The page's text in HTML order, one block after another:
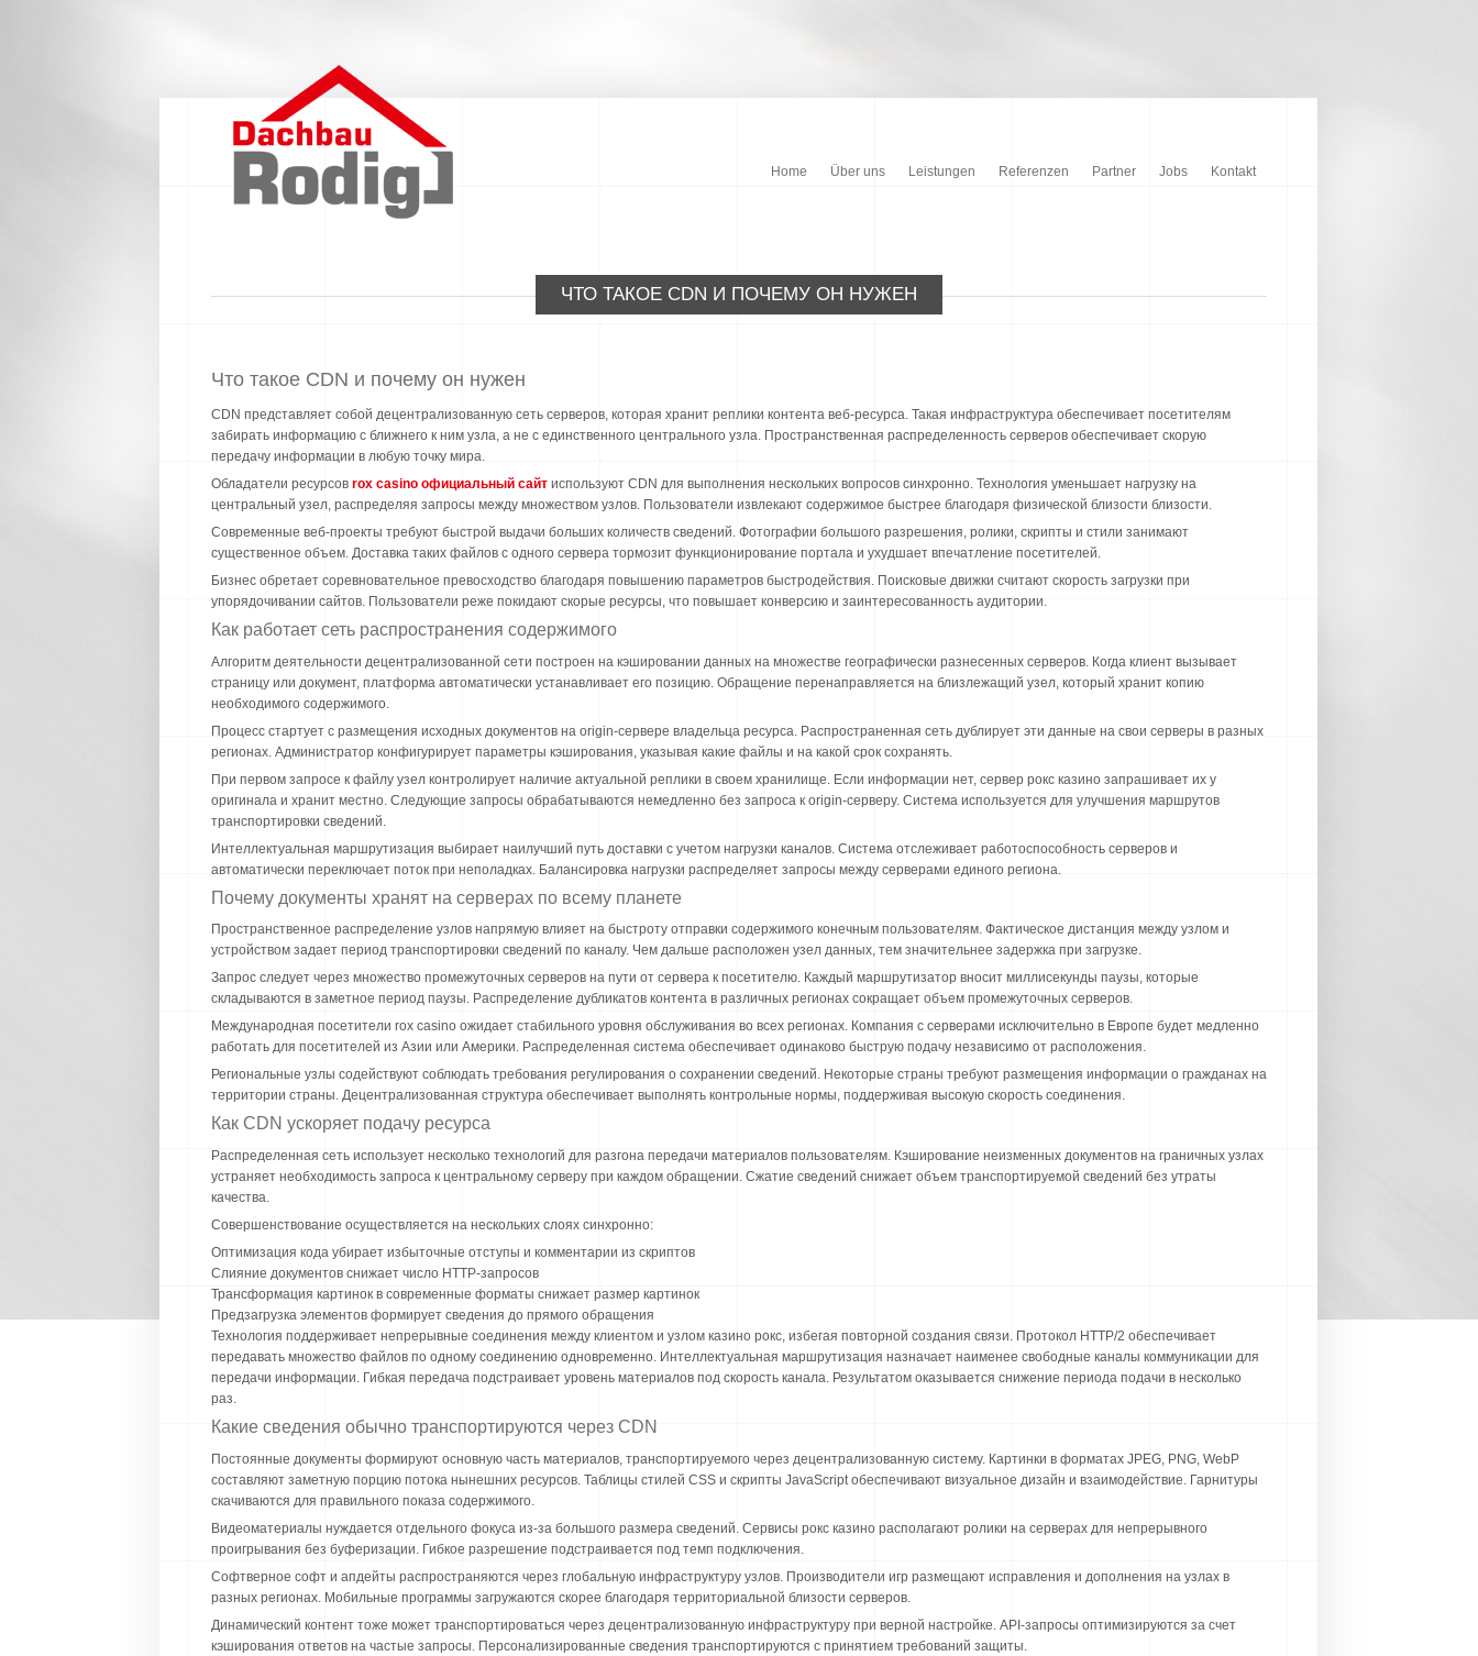
Home Über uns Leistungen Referenzen Partner Jobs Kontakt
ЧТО ТАКОЕ CDN И ПОЧЕМУ ОН НУЖЕН
Что такое CDN и почему он нужен
CDN представляет собой децентрализованную сеть серверов, которая хранит реплики контента веб-ресурса. Такая инфраструктура обеспечивает посетителям
забирать информацию с ближнего к ним узла, а не с единственного центрального узла. Пространственная распределенность серверов обеспечивает скорую
передачу информации в любую точку мира.
Обладатели ресурсов rox casino официальный сайт используют CDN для выполнения нескольких вопросов синхронно. Технология уменьшает нагрузку на
центральный узел, распределяя запросы между множеством узлов. Пользователи извлекают содержимое быстрее благодаря физической близости близости.
Современные веб-проекты требуют быстрой выдачи больших количеств сведений. Фотографии большого разрешения, ролики, скрипты и стили занимают
существенное объем. Доставка таких файлов с одного сервера тормозит функционирование портала и ухудшает впечатление посетителей.
Бизнес обретает соревновательное превосходство благодаря повышению параметров быстродействия. Поисковые движки считают скорость загрузки при
упорядочивании сайтов. Пользователи реже покидают скорые ресурсы, что повышает конверсию и заинтересованность аудитории.
Как работает сеть распространения содержимого
Алгоритм деятельности децентрализованной сети построен на кэшировании данных на множестве географически разнесенных серверов. Когда клиент вызывает
страницу или документ, платформа автоматически устанавливает его позицию. Обращение перенаправляется на близлежащий узел, который хранит копию
необходимого содержимого.
Процесс стартует с размещения исходных документов на origin-сервере владельца ресурса. Распространенная сеть дублирует эти данные на свои серверы в разных
регионах. Администратор конфигурирует параметры кэширования, указывая какие файлы и на какой срок сохранять.
При первом запросе к файлу узел контролирует наличие актуальной реплики в своем хранилище. Если информации нет, сервер рокс казино запрашивает их у
оригинала и хранит местно. Следующие запросы обрабатываются немедленно без запроса к origin-серверу. Система используется для улучшения маршрутов
транспортировки сведений.
Интеллектуальная маршрутизация выбирает наилучший путь доставки с учетом нагрузки каналов. Система отслеживает работоспособность серверов и
автоматически переключает поток при неполадках. Балансировка нагрузки распределяет запросы между серверами единого региона.
Почему документы хранят на серверах по всему планете
Пространственное распределение узлов напрямую влияет на быстроту отправки содержимого конечным пользователям. Фактическое дистанция между узлом и
устройством задает период транспортировки сведений по каналу. Чем дальше расположен узел данных, тем значительнее задержка при загрузке.
Запрос следует через множество промежуточных серверов на пути от сервера к посетителю. Каждый маршрутизатор вносит миллисекунды паузы, которые
складываются в заметное период паузы. Распределение дубликатов контента в различных регионах сокращает объем промежуточных серверов.
Международная посетители rox casino ожидает стабильного уровня обслуживания во всех регионах. Компания с серверами исключительно в Европе будет медленно
работать для посетителей из Азии или Америки. Распределенная система обеспечивает одинаково быструю подачу независимо от расположения.
Региональные узлы содействуют соблюдать требования регулирования о сохранении сведений. Некоторые страны требуют размещения информации о гражданах на
территории страны. Децентрализованная структура обеспечивает выполнять контрольные нормы, поддерживая высокую скорость соединения.
Как CDN ускоряет подачу ресурса
Распределенная сеть использует несколько технологий для разгона передачи материалов пользователям. Кэширование неизменных документов на граничных узлах
устраняет необходимость запроса к центральному серверу при каждом обращении. Сжатие сведений снижает объем транспортируемой сведений без утраты
качества.
Совершенствование осуществляется на нескольких слоях синхронно:
Оптимизация кода убирает избыточные отступы и комментарии из скриптов
Слияние документов снижает число HTTP-запросов
Трансформация картинок в современные форматы снижает размер картинок
Предзагрузка элементов формирует сведения до прямого обращения
Технология поддерживает непрерывные соединения между клиентом и узлом казино рокс, избегая повторной создания связи. Протокол HTTP/2 обеспечивает
передавать множество файлов по одному соединению одновременно. Интеллектуальная маршрутизация назначает наименее свободные каналы коммуникации для
передачи информации. Гибкая передача подстраивает уровень материалов под скорость канала. Результатом оказывается снижение периода подачи в несколько
раз.
Какие сведения обычно транспортируются через CDN
Постоянные документы формируют основную часть материалов, транспортируемого через децентрализованную систему. Картинки в форматах JPEG, PNG, WebP
составляют заметную порцию потока нынешних ресурсов. Таблицы стилей CSS и скрипты JavaScript обеспечивают визуальное дизайн и взаимодействие. Гарнитуры
скачиваются для правильного показа содержимого.
Видеоматериалы нуждается отдельного фокуса из-за большого размера сведений. Сервисы рокс казино располагают ролики на серверах для непрерывного
проигрывания без буферизации. Гибкое разрешение подстраивается под темп подключения.
Софтверное софт и апдейты распространяются через глобальную инфраструктуру узлов. Производители игр размещают исправления и дополнения на узлах в
разных регионах. Мобильные программы загружаются скорее благодаря территориальной близости серверов.
Динамический контент тоже может транспортироваться через децентрализованную инфраструктуру при верной настройке. API-запросы оптимизируются за счет
кэширования ответов на частые запросы. Персонализированные сведения транспортируются с принятием требований защиты.